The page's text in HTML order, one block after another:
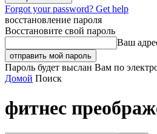
Forgot your password? Get help
восстановление пароля
Восстановите свой пароль
Ваш
Пароль будет выслан Вам по
Домой Поиск
фитнес